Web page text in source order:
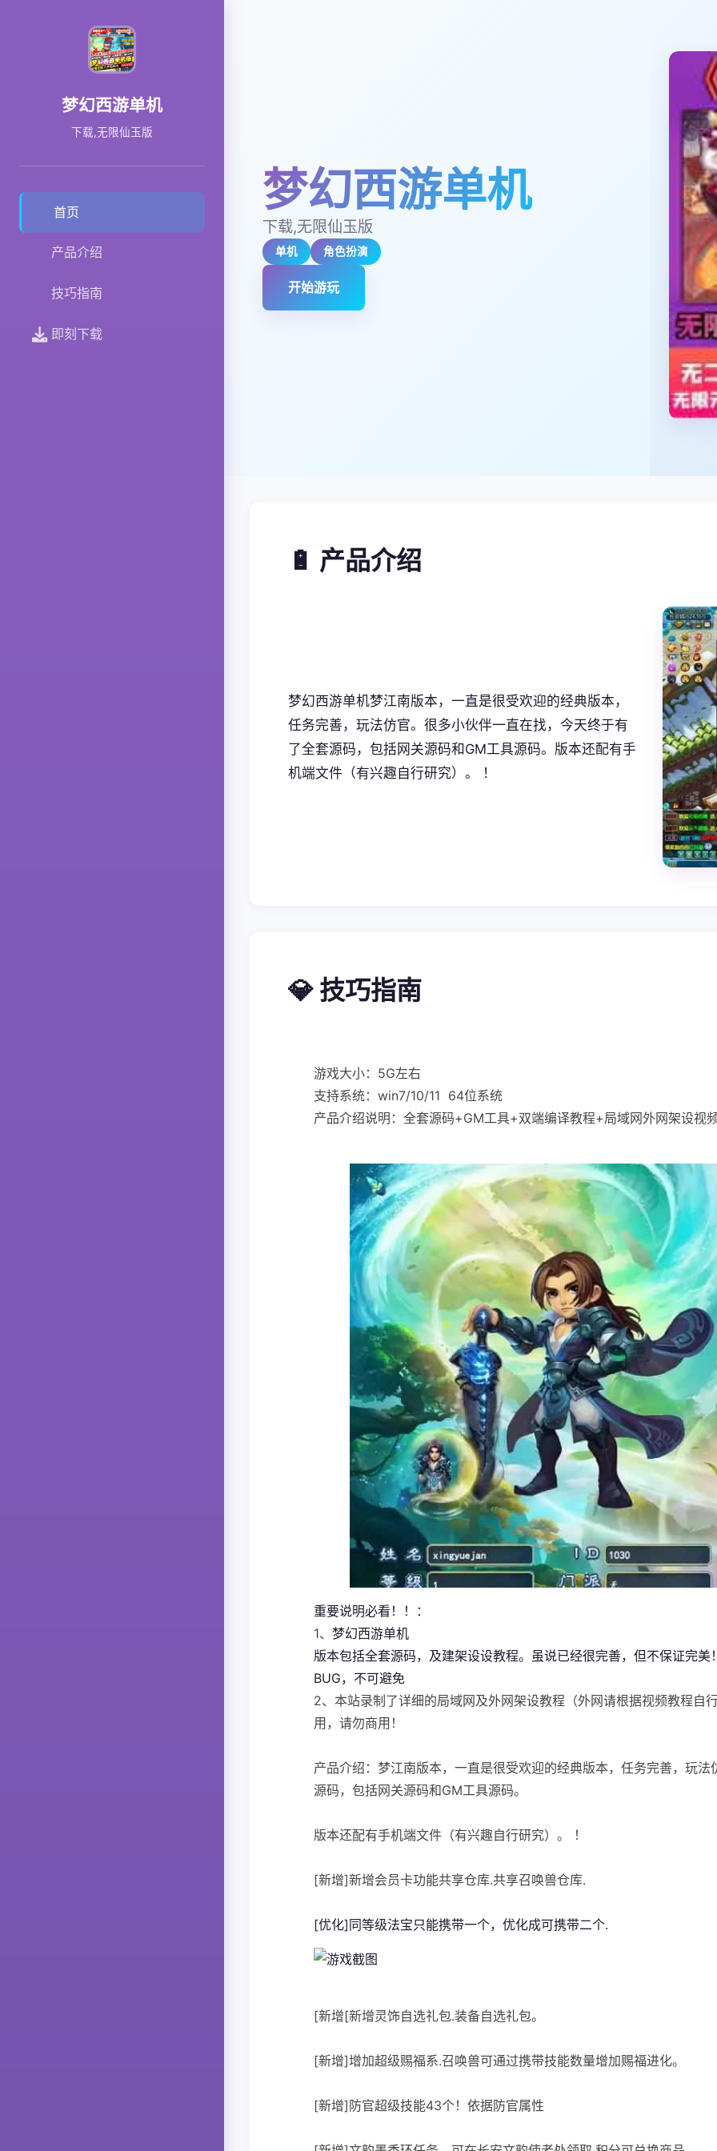
梦幻西游单机
下载,无限仙玉版
首页
产品介绍
技巧指南
即刻下载
梦幻西游单机
下载,无限仙玉版
单机 角色扮演
开始游玩
🔋 产品介绍
梦幻西游单机梦江南版本，一直是很受欢迎的经典版本，
任务完善，玩法仿官。很多小伙伴一直在找，今天终于有
了全套源码，包括网关源码和GM工具源码。版本还配有手
机端文件（有兴趣自行研究）。 ！
💎 技巧指南
游戏大小：5G左右
支持系统：win7/10/11 64位系统
产品介绍说明：全套源码+GM工具+双端编译教程+局域网外网架设视
重要说明必看！！：
1、 梦幻西游单机
版本包括全套源码，及建架设设教程。虽说已经很完善，但不保证完
BUG，不可避免
2、本站录制了详细的局域网及外网架设教程（外网请根据视频教程自
用，请勿商用！
产品介绍：梦江南版本，一直是很受欢迎的经典版本，任务完善，玩
源码，包括网关源码和GM工具源码。
版本还配有手机端文件（有兴趣自行研究）。 ！
[新增]新增会员卡功能共享仓库.共享召唤兽仓库.
[优化]同等级法宝只能携带一个，优化成可携带二个.
[新增[新增灵饰自选礼包.装备自选礼包。
[新增]增加超级赐福系.召唤兽可通过携带技能数量增加赐福进化。
[新增]防官超级技能43个！依据防官属性